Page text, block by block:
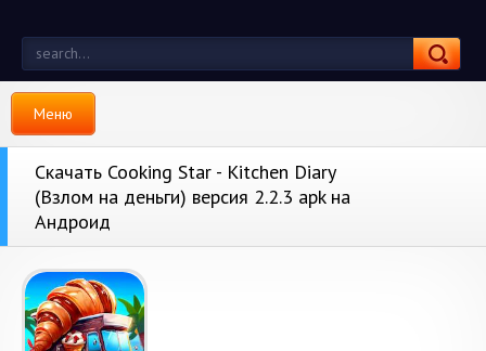
Меню
Скачать Cooking Star - Kitchen Diary
(Взлом на деньги) версия 2.2.3 apk на
Андроид